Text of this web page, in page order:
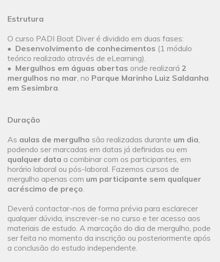
Estrutura
O curso PADI Boat Diver é dividido em duas fases:
• Desenvolvimento de conhecimentos (1 módulo
teórico realizado através de eLearning).
• Mergulhos em águas abertas onde realizará 2
mergulhos no mar, no Parque Marinho Luiz Saldanha
em Sesimbra.
Duração
As aulas de mergulho são realizadas durante um dia,
podendo ser marcadas em datas já definidas ou em
qualquer data a combinar com os participantes, em
horário laboral ou pós-laboral. Fazemos cursos de
mergulho apenas com um participante sem qualquer
acréscimo de preço.
Deverá contactar-nos de forma prévia para esclarecer
qualquer dúvida, inscrever-se no curso e ter acesso aos
materiais de estudo. A marcação do dia de mergulho, pode
ser feita no momento da inscrição ou posteriormente após
a conclusão do estudo independente.